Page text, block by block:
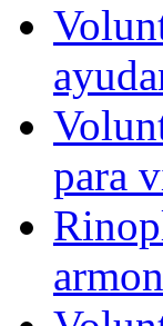
para